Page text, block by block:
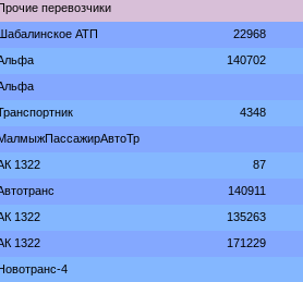
перевозчики
АТП 22968
140702
4348
1322 87
140911
1322 135263
1322 171229
4